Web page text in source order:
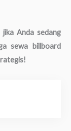
Anda sedang
sewa billboard